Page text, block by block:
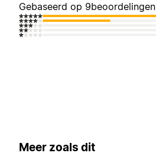
Gebaseerd op 9beoordelingen
Meer zoals dit